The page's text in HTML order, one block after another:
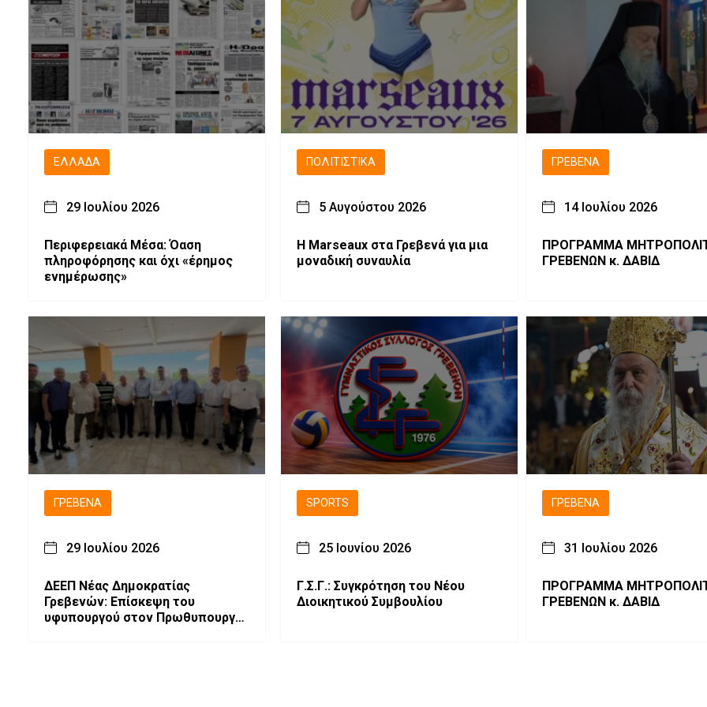
ΕΛΛΆΔΑ
29 Ιουλίου 2026
Περιφερειακά Μέσα: Όαση
πληροφόρησης και όχι «έρημος
ενημέρωσης»
ΠΟΛΙΤΙΣΤΙΚΆ
5 Αυγούστου 2026
Η Marseaux στα Γρεβενά για μια
μοναδική συναυλία
ΓΡΕΒΕΝΆ
14 Ιουλίου 2026
ΠΡΟΓΡΑΜΜΑ
ΓΡΕΒΕΝΩΝ κ. ΔΑΒΙΔ
ΓΡΕΒΕΝΆ
29 Ιουλίου 2026
ΔΕΕΠ Νέας Δημοκρατίας
Γρεβενών: Επίσκεψη του
υφυπουργού στον Πρωθυπουργο
SPORTS
25 Ιουνίου 2026
Γ.Σ.Γ.: Συγκρότηση του Νέου
Διοικητικού Συμβουλίου
ΓΡΕΒΕΝΆ
31 Ιουλίου 2026
ΠΡΟΓΡΑΜΜΑ ΜΗΤΡΟΠΟΛΙΤΟΥ
ΓΡΕΒΕΝΩΝ κ. ΔΑΒΙΔ